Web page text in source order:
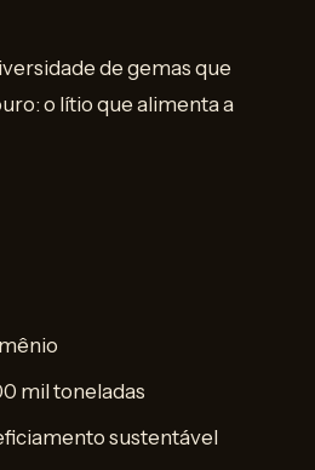
de gemas que
o lítio que alimenta a
mil toneladas
sustentável